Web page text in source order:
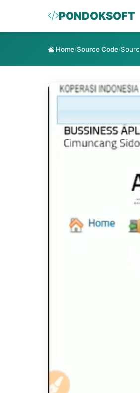
PONDOKSOFT
Home/Source Code/